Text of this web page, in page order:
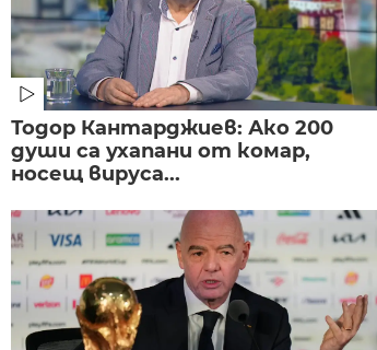
Тодор Кантарджиев: Ако 200
души са ухапани от комар,
носещ вируса...